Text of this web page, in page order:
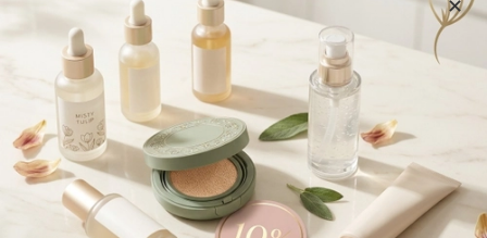
Уведомить о наличии
Добавить в сравнение
Характеристики
Бренд
3W Clinic
Страна производства